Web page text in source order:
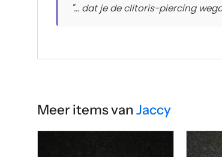
"... dat je de clitoris-piercing
Meer items van Jaccy